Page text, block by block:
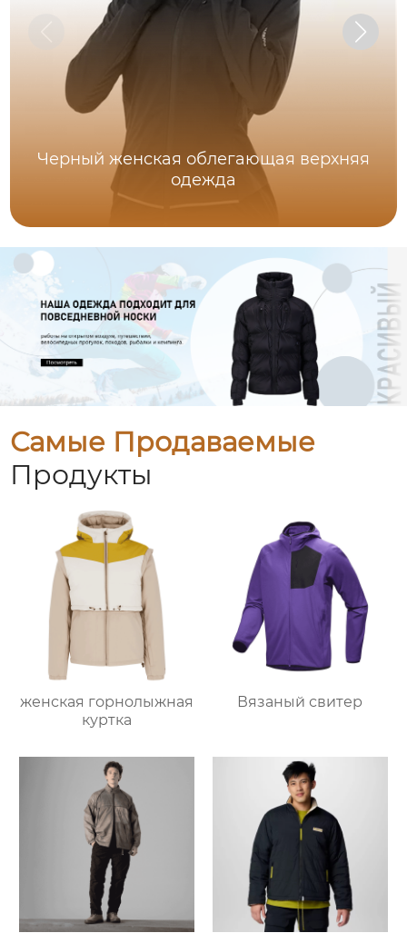
Черный женская облегающая верхняя
одежда
Самые Продаваемые
Продукты
женская горнолыжная
куртка
Вязаный свитер